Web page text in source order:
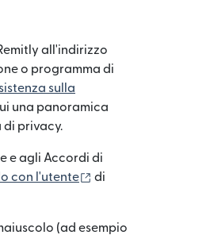
all'indirizzo
o programma di
sulla
una panoramica
di privacy.
e agli Accordi di
con l'utente (si apre in una
di
(ad esempio